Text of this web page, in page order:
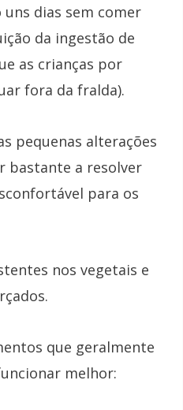
dias sem comer
da ingestão de
as crianças por
fora da fralda).
pequenas alterações
bastante a resolver
para os
nos vegetais e
que geralmente
melhor: